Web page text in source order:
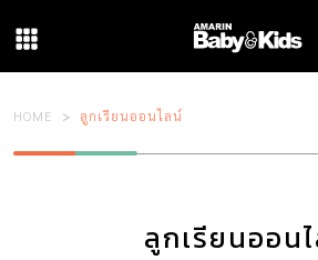
HOME ลูกเรียนออนไลน์
ลูกเรียนออน